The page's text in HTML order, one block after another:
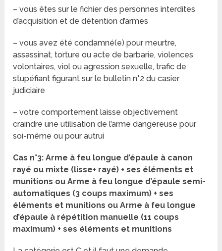
– vous êtes sur le fichier des personnes interdites
d’acquisition et de détention d’armes
– vous avez été condamné(e) pour meurtre,
assassinat, torture ou acte de barbarie, violences
volontaires, viol ou agression sexuelle, trafic de
stupéfiant figurant sur le bulletin n°2 du casier
judiciaire
– votre comportement laisse objectivement
craindre une utilisation de l’arme dangereuse pour
soi-même ou pour autrui
Cas n°3: Arme à feu longue d’épaule à canon
rayé ou mixte (lisse+ rayé) + ses éléments et
munitions ou Arme à feu longue d’épaule semi-
automatiques (3 coups maximum) + ses
éléments et munitions ou Arme à feu longue
d’épaule à répétition manuelle (11 coups
maximum) + ses éléments et munitions